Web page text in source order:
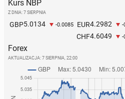
Kurs NBP
Z DNIA: 7 SIERPNIA
GBP5.0134 -0.0085 EUR4.2982 -
CHF4.6049 -
Forex
AKTUALIZACJA: 7 SIERPNIA, 22:00